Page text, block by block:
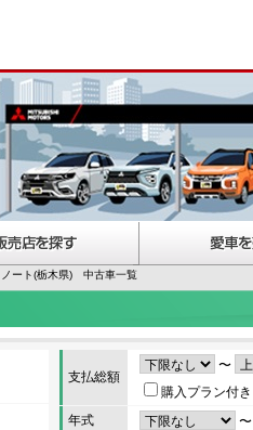
ノート(栃木県) 中古車一覧
支払総額
〜
購入プラン付き
年式
〜